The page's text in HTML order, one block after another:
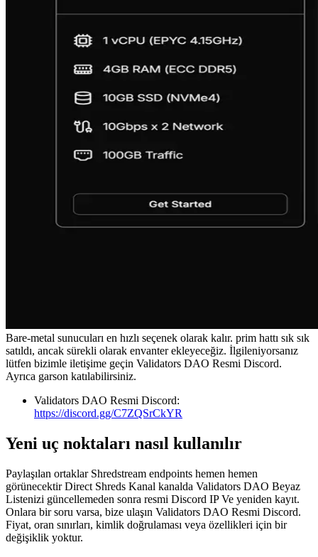
Bare-metal sunucuları en hızlı seçenek olarak kalır. prim hattı sık sık
satıldı, ancak sürekli olarak envanter ekleyeceğiz. İlgileniyorsanız
lütfen bizimle iletişime geçin Validators DAO Resmi Discord.
Ayrıca garson katılabilirsiniz.
Validators DAO Resmi Discord:
https://discord.gg/C7ZQSrCkYR
Yeni uç noktaları nasıl kullanılır
Paylaşılan ortaklar Shredstream endpoints hemen hemen
görünecektir Direct Shreds Kanal kanalda Validators DAO Beyaz
Listenizi güncellemeden sonra resmi Discord IP Ve yeniden kayıt.
Onlara bir soru varsa, bize ulaşın Validators DAO Resmi Discord.
Fiyat, oran sınırları, kimlik doğrulaması veya özellikleri için bir
değişiklik yoktur.